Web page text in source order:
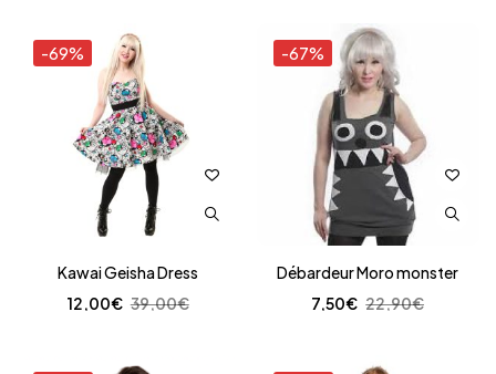
-69%
Kawai Geisha Dress
39,00€
12,00€
-67%
Débardeur Moro monster
22,90€
7,50€